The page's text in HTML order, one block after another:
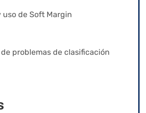
uso de Soft Margin
problemas de clasificación